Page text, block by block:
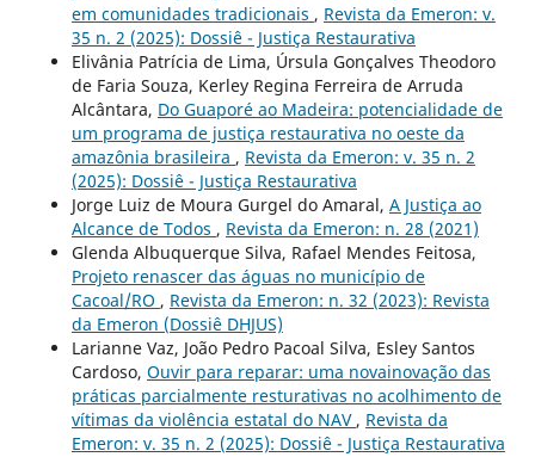
em comunidades tradicionais , Revista da Emeron: v.
35 n. 2 (2025): Dossiê - Justiça Restaurativa
Elivânia Patrícia de Lima, Úrsula Gonçalves Theodoro
de Faria Souza, Kerley Regina Ferreira de Arruda
Alcântara, Do Guaporé ao Madeira: potencialidade de
um programa de justiça restaurativa no oeste da
amazônia brasileira , Revista da Emeron: v. 35 n. 2
(2025): Dossiê - Justiça Restaurativa
Jorge Luiz de Moura Gurgel do Amaral, A Justiça ao
Alcance de Todos , Revista da Emeron: n. 28 (2021)
Glenda Albuquerque Silva, Rafael Mendes Feitosa,
Projeto renascer das águas no município de
Cacoal/RO , Revista da Emeron: n. 32 (2023): Revista
da Emeron (Dossiê DHJUS)
Larianne Vaz, João Pedro Pacoal Silva, Esley Santos
Cardoso, Ouvir para reparar: uma novainovação das
práticas parcialmente resturativas no acolhimento de
vítimas da violência estatal do NAV , Revista da
Emeron: v. 35 n. 2 (2025): Dossiê - Justiça Restaurativa